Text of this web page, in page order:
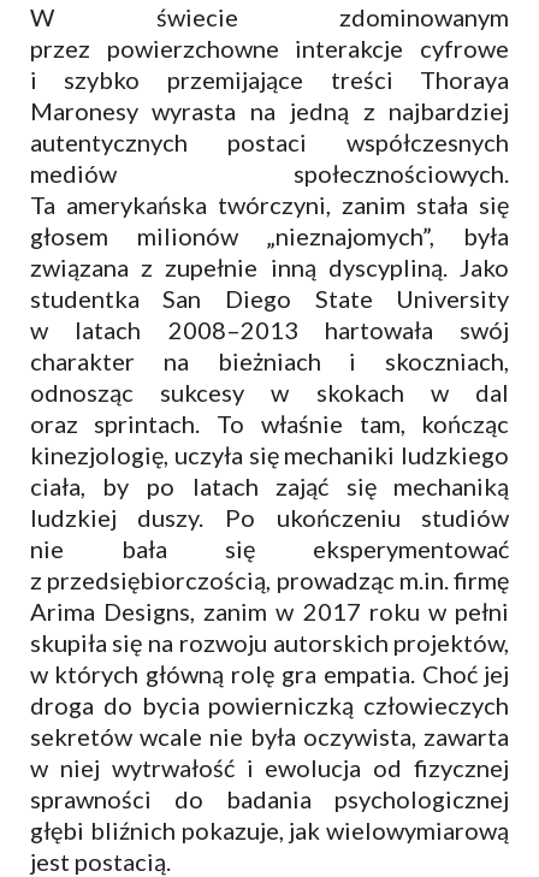
W świecie zdominowanym
przez powierzchowne interakcje cyfrowe
i szybko przemijające treści Thoraya
Maronesy wyrasta na jedną z najbardziej
autentycznych postaci współczesnych
mediów społecznościowych.
Ta amerykańska twórczyni, zanim stała się
głosem milionów „nieznajomych”, była
związana z zupełnie inną dyscypliną. Jako
studentka San Diego State University
w latach 2008–2013 hartowała swój
charakter na bieżniach i skoczniach,
odnosząc sukcesy w skokach w dal
oraz sprintach. To właśnie tam, kończąc
kinezjologię, uczyła się mechaniki ludzkiego
ciała, by po latach zająć się mechaniką
ludzkiej duszy. Po ukończeniu studiów
nie bała się eksperymentować
z przedsiębiorczością, prowadząc m.in. firmę
Arima Designs, zanim w 2017 roku w pełni
skupiła się na rozwoju autorskich projektów,
w których główną rolę gra empatia. Choć jej
droga do bycia powierniczką człowieczych
sekretów wcale nie była oczywista, zawarta
w niej wytrwałość i ewolucja od fizycznej
sprawności do badania psychologicznej
głębi bliźnich pokazuje, jak wielowymiarową
jest postacią.